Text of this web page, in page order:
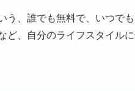
う、誰でも無料で、いつで
ど、自分のライフスタイル